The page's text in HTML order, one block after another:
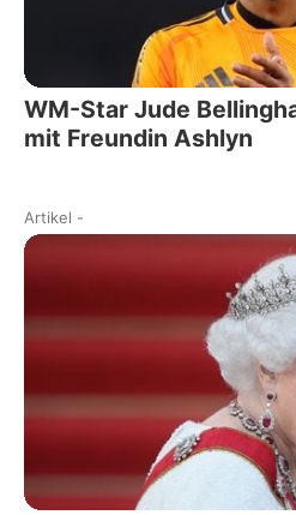
WM-Star Jude
mit Freundin Ashlyn
Artikel -